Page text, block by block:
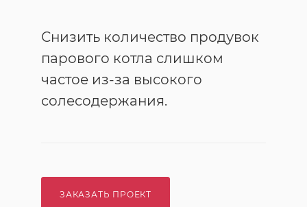
Снизить количество продувок
парового котла слишком
частое из-за высокого
солесодержания.
ЗАКАЗАТЬ ПРОЕКТ